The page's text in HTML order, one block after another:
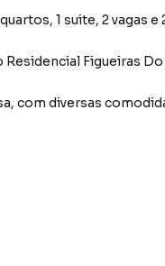
1 suite, 2 vagas e
Residencial Figueiras Do
, com diversas